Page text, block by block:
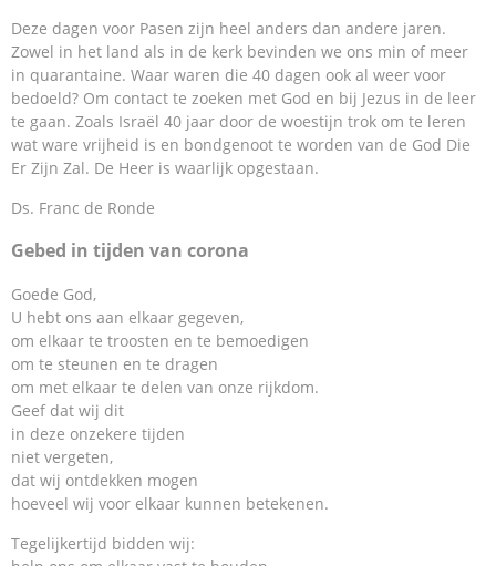
Deze dagen voor Pasen zijn heel anders dan andere jaren.
Zowel in het land als in de kerk bevinden we ons min of meer
in quarantaine. Waar waren die 40 dagen ook al weer voor
bedoeld? Om contact te zoeken met God en bij Jezus in de leer
te gaan. Zoals Israël 40 jaar door de woestijn trok om te leren
wat ware vrijheid is en bondgenoot te worden van de God Die
Er Zijn Zal. De Heer is waarlijk opgestaan.
Ds. Franc de Ronde
Gebed in tijden van corona
Goede God,
U hebt ons aan elkaar gegeven,
om elkaar te troosten en te bemoedigen
om te steunen en te dragen
om met elkaar te delen van onze rijkdom.
Geef dat wij dit
in deze onzekere tijden
niet vergeten,
dat wij ontdekken mogen
hoeveel wij voor elkaar kunnen betekenen.
Tegelijkertijd bidden wij: